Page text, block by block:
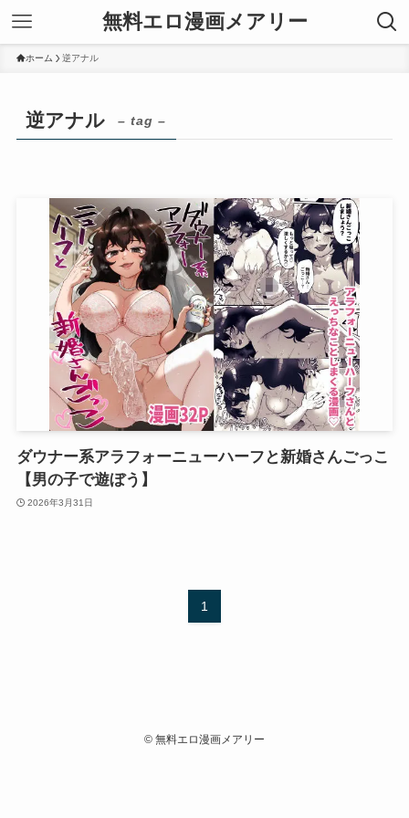
無料エロ漫画メアリー
ホーム 逆アナル
逆アナル – tag –
ダウナー系アラフォーニューハーフと新婚さんごっこ
【男の子で遊ぼう】
2026年3月31日
1
© 無料エロ漫画メアリー